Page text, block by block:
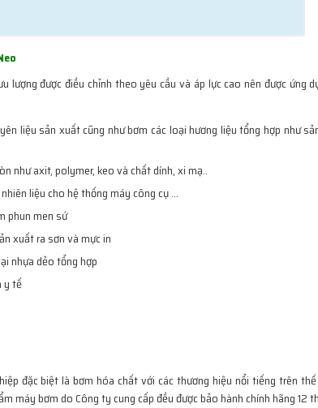
lượng được điều chỉnh theo yêu cầu và áp lực cao nên được ứng
liệu sản xuất cũng như bơm các loại hương liệu tổng hợp như
như axit, polymer, keo và chất dính, xi mạ..
liệu cho hệ thống máy công cụ …
phun men sứ
xuất ra sơn và mực in
nhựa dẻo tổng hợp
y tế
đặc biệt là bơm hóa chất với các thương hiệu nổi tiếng trên thế
máy bơm do Công ty cung cấp đều được bảo hành chính hãng 12